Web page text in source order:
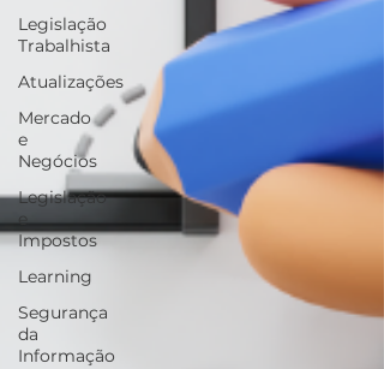
Legislação
Trabalhista
Atualizações
Mercado
e
Negócios
Legislação
e
Impostos
Learning
Segurança
da
Informação